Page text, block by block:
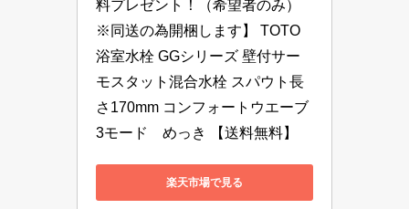
料プレゼント！（希望者のみ）
※同送の為開梱します】 TOTO
浴室水栓 GGシリーズ 壁付サー
モスタット混合水栓 スパウト長
さ170mm コンフォートウエーブ
3モード　めっき 【送料無料】
楽天市場で見る